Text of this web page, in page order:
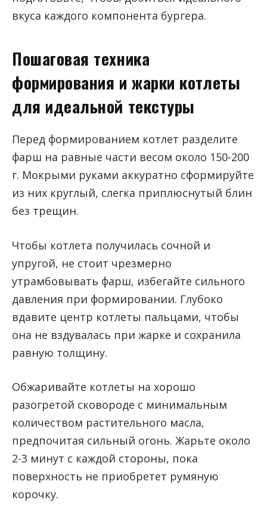
вкуса каждого компонента бургера.
Пошаговая техника
формирования и жарки котлеты
для идеальной текстуры
Перед формированием котлет разделите
фарш на равные части весом около 150-200
г. Мокрыми руками аккуратно сформируйте
из них круглый, слегка приплюснутый блин
без трещин.
Чтобы котлета получилась сочной и
упругой, не стоит чрезмерно
утрамбовывать фарш, избегайте сильного
давления при формировании. Глубоко
вдавите центр котлеты пальцами, чтобы
она не вздувалась при жарке и сохранила
равную толщину.
Обжаривайте котлеты на хорошо
разогретой сковороде с минимальным
количеством растительного масла,
предпочитая сильный огонь. Жарьте около
2-3 минут с каждой стороны, пока
поверхность не приобретет румяную
корочку.